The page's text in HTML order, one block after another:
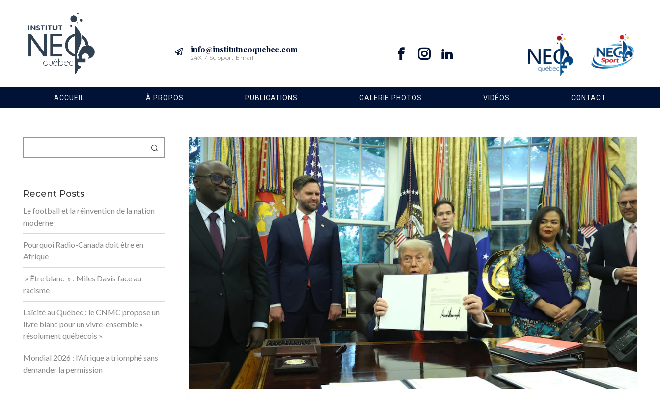
info@institutneoquebec.com
24X 7 Support Email
ACCUEIL À PROPOS PUBLICATIONS GALERIE PHOTOS VIDÉOS CONTACT
Recent Posts
Le football et la réinvention de la nation
moderne
Pourquoi Radio-Canada doit être en
Afrique
» Être blanc » : Miles Davis face au
racisme
Laïcité au Québec : le CNMC propose un
livre blanc pour un vivre-ensemble «
résolument québécois »
Mondial 2026 : l’Afrique a triomphé sans
demander la permission